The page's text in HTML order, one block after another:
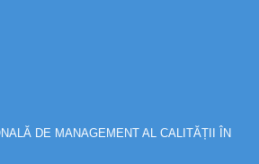
DE MANAGEMENT AL CALITĂȚII ÎN